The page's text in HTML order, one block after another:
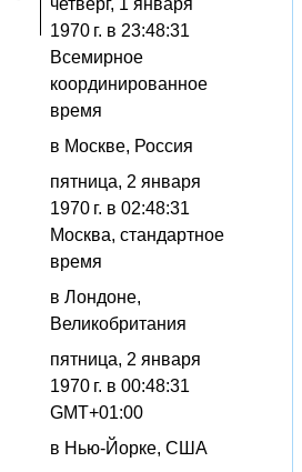
1970 г. в 23:48:31
Всемирное
координированное
время
в Москве, Россия
пятница, 2 января
1970 г. в 02:48:31
Москва, стандартное
время
в Лондоне,
Великобритания
пятница, 2 января
1970 г. в 00:48:31
GMT+01:00
в Нью-Йорке, США